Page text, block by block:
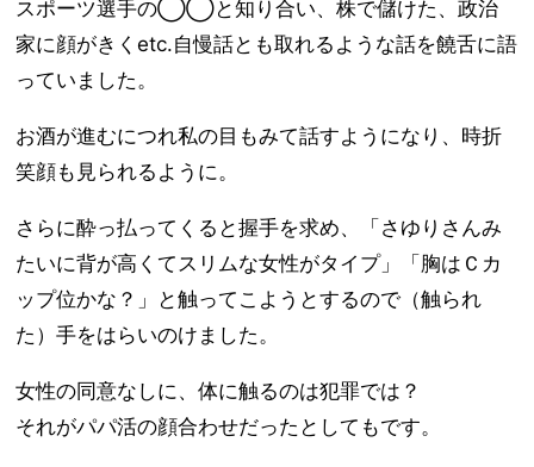
スポーツ選手の◯◯と知り合い、株で儲けた、政治
家に顔がきくetc.自慢話とも取れるような話を饒舌に語
っていました。
お酒が進むにつれ私の目もみて話すようになり、時折
笑顔も見られるように。
さらに酔っ払ってくると握手を求め、「さゆりさんみ
たいに背が高くてスリムな女性がタイプ」「胸はＣカ
ップ位かな？」と触ってこようとするので（触られ
た）手をはらいのけました。
女性の同意なしに、体に触るのは犯罪では？
それがパパ活の顔合わせだったとしてもです。